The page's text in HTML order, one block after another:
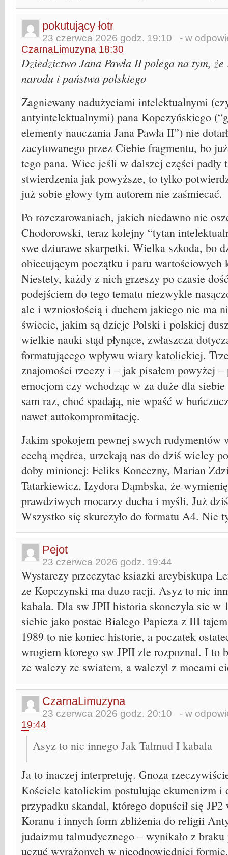
pokutujący łotr
23 czerwca 2026 godz. 19:10 - w
CzarnaLimuzyna 18:30
Dziedzictwo Jana Pawła II polega na tym,
narodu i państwa polskiego
Zagniewany nadużyciami intelektualnymi
antyintelektualnymi) pana Kopczyńskiego
elementy nauczania Jana Pawła II”) nie
zacytowanego przez Ciebie fragmentu, bo
tego pana. Wiec jeśli w dalszej części padły
stwierdzenia jak powyższe, to tylko
już sobie głowy tym autorem nie zaśmiecać.
Po rozczarowaniach, jakich niedawno nie
Chodorowski, teraz kolejny “tytan
swe dziurawe skarpetki. Wielka szkoda, bo
obiecującym początku i paru wartościowych
Niestety, każdy z nich grzeszy po czasie
podejściem do tego tematu niezwykle
ale i wzniosłością i duchem jakiego nie ma
świecie, jakim są dzieje Polski i polskiej
wielkie nauki stąd płynące, zwłaszcza
formatującego wpływu wiary katolickiej.
znajomości rzeczy i – jak pisałem powyżej
emocjom czy wchodząc w za duże dla
sam raz, choć spadają, nie wpaść w
nawet autokompromitację.
Jakim spokojem pewnej swych rudymentów
cechą mędrca, urzekają nas do dziś wielcy
doby minionej: Feliks Koneczny, Marian
Tatarkiewicz, Izydora Dąmbska, że
prawdziwych mocarzy ducha i myśli. Już
Wszystko się skurczyło do formatu A4. Nie
Pejot
23 czerwca 2026 godz. 19:44
Wystarczy przeczytac ksiazki arcybiskupa
ze Kopczynski ma duzo racji. Asyz to nic
kabala. Dla sw JPII historia skonczyla sie w
siebie jako postac Bialego Papieza z III
1989 to nie koniec historie, a poczatek
wrogiem ktorego sw JPII zle rozpoznal. I to
ze walczy ze swiatem, a walczyl z mocami
CzarnaLimuzyna
23 czerwca 2026 godz. 20:10 - w
19:44
Asyz to nic innego Jak Talmud I kabala
Ja to inaczej interpretuję. Gnoza
Kościele katolickim postulując ekumenizm i
przypadku skandal, którego dopuścił się JP2
Koranu i innych form zbliżenia do religii
judaizmu talmudycznego – wynikało z
uczuć wyrażonych w nieodpowiedniej